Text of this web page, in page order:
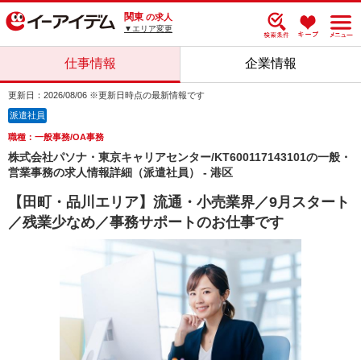
関東 の求人
▼エリア変更
仕事情報 企業情報
更新日：2026/08/06 ※更新日時点の最新情報です
派遣社員
職種：一般事務/OA事務
株式会社パソナ・東京キャリアセンター/KT600117143101の一般・
営業事務の求人情報詳細（派遣社員） - 港区
【田町・品川エリア】流通・小売業界／9月スタート
／残業少なめ／事務サポートのお仕事です